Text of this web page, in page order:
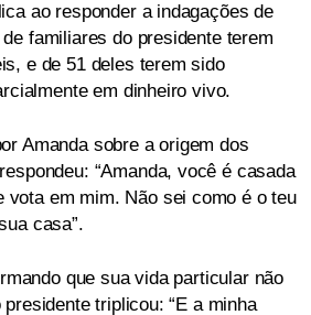
ao responder a indagações de
familiares do presidente terem
e de 51 deles terem sido
em dinheiro vivo.
Amanda sobre a origem dos
“Amanda, você é casada
vota em mim. Não sei como é o teu
casa”.
que sua vida particular não
triplicou: “E a minha